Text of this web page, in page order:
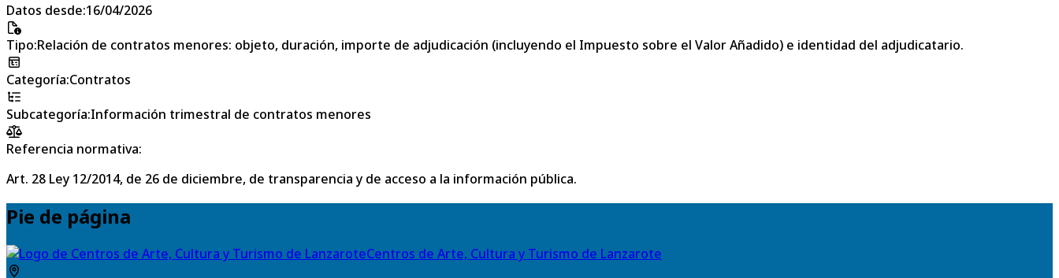
Datos desde:16/04/2026
Tipo:Relación de contratos menores: objeto, duración, importe de adjudicación (incluyendo el Impuesto sobre el Valor Añadido) e identidad del adjudicatario.
Categoría:Contratos
Subcategoría:Información trimestral de contratos menores
Referencia normativa:
Art. 28 Ley 12/2014, de 26 de diciembre, de transparencia y de acceso a la información pública.
Pie de página
Centros de Arte, Cultura y Turismo de Lanzarote